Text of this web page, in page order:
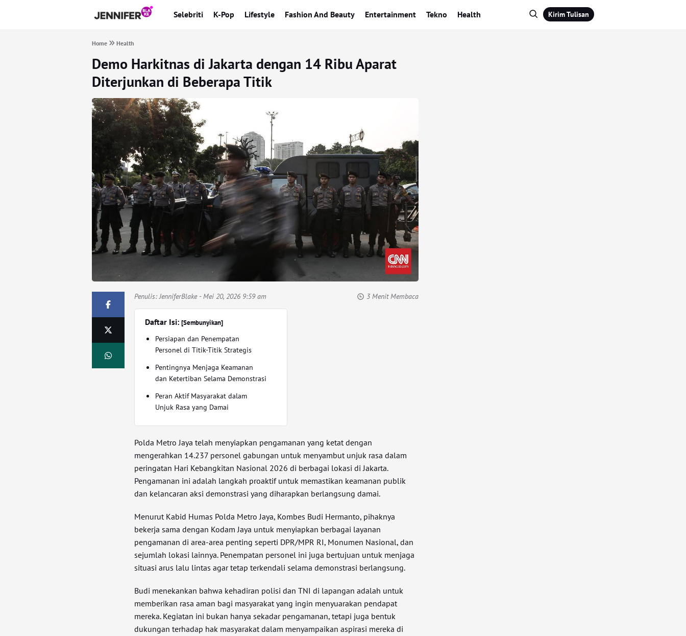
Selebriti K-Pop Lifestyle Fashion And Beauty Entertainment Tekno Health Kirim Tulisan
Home Health
Demo Harkitnas di Jakarta dengan 14 Ribu Aparat
Diterjunkan di Beberapa Titik
Penulis:JenniferBlake- Mei 20, 2026 9:59 am 3 Menit Membaca
Daftar Isi:[Sembunyikan]
Persiapan dan Penempatan
Personel di Titik-Titik Strategis
Pentingnya Menjaga Keamanan
dan Ketertiban Selama Demonstrasi
Peran Aktif Masyarakat dalam
Unjuk Rasa yang Damai
Polda Metro Jaya telah menyiapkan pengamanan yang ketat dengan
mengerahkan 14.237 personel gabungan untuk menyambut unjuk rasa dalam
peringatan Hari Kebangkitan Nasional 2026 di berbagai lokasi di Jakarta.
Pengamanan ini adalah langkah proaktif untuk memastikan keamanan publik
dan kelancaran aksi demonstrasi yang diharapkan berlangsung damai.
Menurut Kabid Humas Polda Metro Jaya, Kombes Budi Hermanto, pihaknya
bekerja sama dengan Kodam Jaya untuk menyiapkan berbagai layanan
pengamanan di area-area penting seperti DPR/MPR RI, Monumen Nasional, dan
sejumlah lokasi lainnya. Penempatan personel ini juga bertujuan untuk menjaga
situasi arus lalu lintas agar tetap terkendali selama demonstrasi berlangsung.
Budi menekankan bahwa kehadiran polisi dan TNI di lapangan adalah untuk
memberikan rasa aman bagi masyarakat yang ingin menyuarakan pendapat
mereka. Kegiatan ini bukan hanya sekadar pengamanan, tetapi juga bentuk
dukungan terhadap hak masyarakat dalam menyampaikan aspirasi mereka di